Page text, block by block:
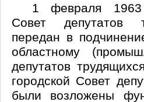
1 февраля 1963
Совет депутатов
передан в
областному
депутатов
городской Совет
были возложены